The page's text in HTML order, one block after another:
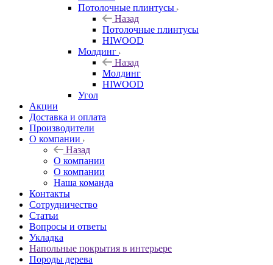
Потолочные плинтусы
Назад
Потолочные плинтусы
HIWOOD
Молдинг
Назад
Молдинг
HIWOOD
Угол
Акции
Доставка и оплата
Производители
О компании
Назад
О компании
О компании
Наша команда
Контакты
Сотрудничество
Статьи
Вопросы и ответы
Укладка
Напольные покрытия в интерьере
Породы дерева